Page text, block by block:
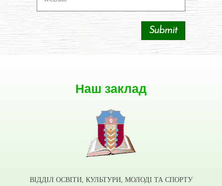
Наш заклад
ВІДДІЛ ОСВІТИ, КУЛЬТУРИ, МОЛОДІ ТА СПОРТУ